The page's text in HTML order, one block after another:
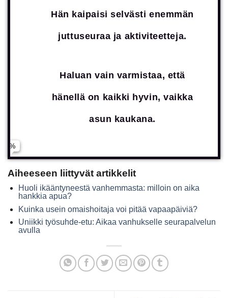
Hän kaipaisi selvästi enemmän
juttuseuraa ja aktiviteetteja.
Haluan vain varmistaa, että
hänellä on kaikki hyvin, vaikka
asun kaukana.
Nimi *
Sähköposti *
Puhelinnumero *
Lähetä yhteydenotto
Aiheeseen liittyvät artikkelit
Huoli ikääntyneestä vanhemmasta: milloin on aika
hankkia apua?
Kuinka usein omaishoitaja voi pitää vapaapäiviä?
Uniikki työsuhde-etu: Aikaa vanhukselle seurapalvelun
avulla